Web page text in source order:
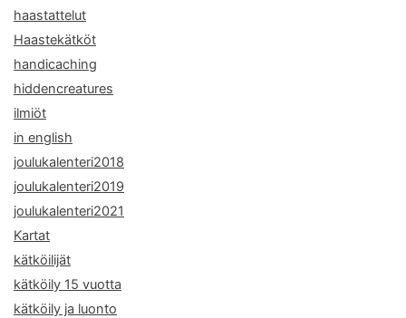
haastattelut
Haastekätköt
handicaching
hiddencreatures
ilmiöt
in english
joulukalenteri2018
joulukalenteri2019
joulukalenteri2021
Kartat
kätköilijät
kätköily 15 vuotta
kätköily ja luonto